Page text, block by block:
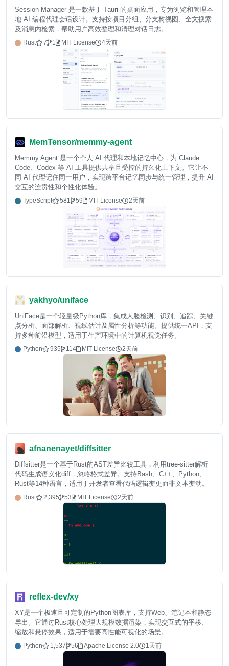
Session Manager 是一款基于 Tauri 的桌面应用，专为浏览和管理本
地 AI 编程代理会话设计。支持按项目分组、分支树视图、全文搜索
及消息内检索，帮助用户高效整理和清理对话日志。
Rust 7 1 MIT License 4天前
MemTensor/memmy-agent
Memmy Agent 是一个个人 AI 代理和本地记忆中心，为 Claude
Code、Codex 等 AI 工具提供共享且受控的持久化上下文。它让不
同 AI 代理记住同一用户，实现跨平台记忆同步与统一管理，提升 AI
交互的连贯性和个性化体验。
TypeScript 581 59 MIT License 2天前
yakhyo/uniface
UniFace是一个轻量级Python库，集成人脸检测、识别、追踪、关键
点分析、面部解析、视线估计及属性分析等功能。提供统一API，支
持多种前沿模型，适用于生产环境中的计算机视觉任务。
Python 935 114 MIT License 2天前
afnanenayet/diffsitter
Diffsitter是一个基于Rust的AST差异比较工具，利用tree-sitter解析
代码生成语义化diff，忽略格式差异。支持Bash、C++、Python、
Rust等14种语言，适用于开发者查看代码逻辑变更而非文本变动。
Rust 2,395 53 MIT License 2天前
reflex-dev/xy
XY是一个极速且可定制的Python图表库，支持Web、笔记本和静态
导出。它通过Rust核心处理大规模数据渲染，实现交互式的平移、
缩放和悬停效果，适用于需要高性能可视化的场景。
Python 1,537 56 Apache License 2.0 1天前